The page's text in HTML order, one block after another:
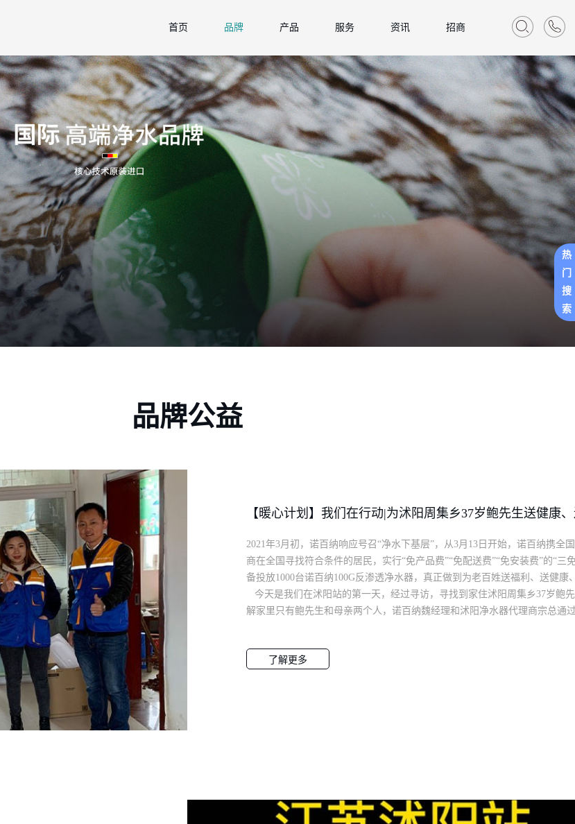
首页 品牌 产品 服务 资讯 招商
品牌公益
【暖心计划】我们在行动|为沭阳周集乡37岁鲍先生送健康
2021年3月初，诺百纳响应号召“净水下基层”，从3月13日开始，诺百纳携全
商在全国寻找符合条件的居民，实行“免产品费”“免配送费”“免安装费”的“三
备投放1000台诺百纳100G反渗透净水器，真正做到为老百姓送福利、送健康
今天是我们在沭阳站的第一天，经过寻访，寻找到家住沭阳周集乡37岁鲍
解家里只有鲍先生和母亲两个人，诺百纳魏经理和沭阳净水器代理商宗总通
的水了，祝鲍先生家庭幸福、生活健康！点赞转发支持正能量，关注诺百纳
热
门
搜
索